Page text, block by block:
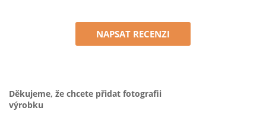
NAPSAT RECENZI
Děkujeme, že chcete přidat fotografii
výrobku